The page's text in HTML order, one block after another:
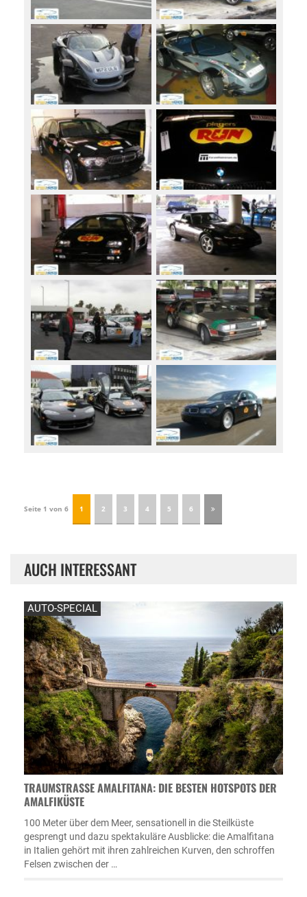
Seite 1 von 6 1 2 3 4 5 6
AUCH INTERESSANT
AUTO-SPECIAL
TRAUMSTRASSE AMALFITANA: DIE BESTEN HOTSPOTS DER A
MALFIKÜSTE
100 Meter über dem Meer, sensationell in die Steilküste
gesprengt und dazu spektakuläre Ausblicke: die Amalfitana
in Italien gehört mit ihren zahlreichen Kurven, den schroffen
Felsen zwischen der …